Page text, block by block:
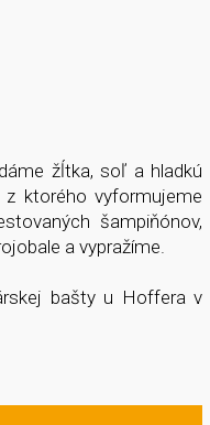
žĺtka, soľ a hladkú
ktorého vyformujeme
šampiňónov,
a vypražíme.
bašty u Hoffera v